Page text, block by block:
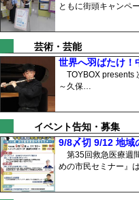
ともに街頭キャンペ
芸術・芸能
世界へ羽ばたけ
TOYBOX presents
～久保…
イベント告知・募集
9/8〆切 9/12 地
第35回救急医療週
めの市民セミナー』